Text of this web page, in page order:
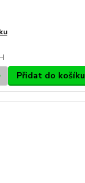
Přidat do košíku